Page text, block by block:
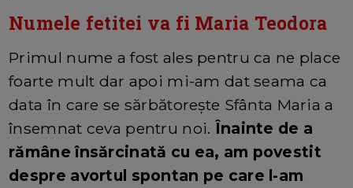
Numele fetitei va fi Maria Teodora
Primul nume a fost ales pentru ca ne place
foarte mult dar apoi mi-am dat seama ca
data în care se sărbătorește Sfânta Maria a
însemnat ceva pentru noi. Înainte de a
rămâne însărcinată cu ea, am povestit
despre avortul spontan pe care l-am